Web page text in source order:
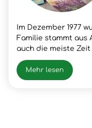
Im Dezember 1977
Familie stammt aus
auch die meiste
Nach meinem
meines Vaters,
Gesellen- und
Mehr lesen